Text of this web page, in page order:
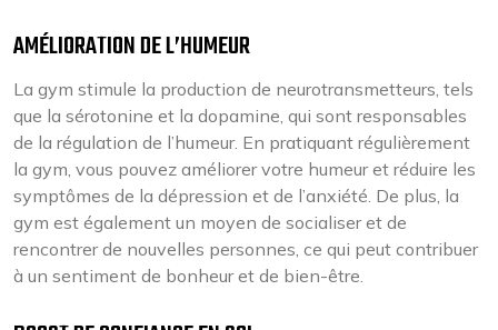
AMÉLIORATION DE L’HUMEUR
La gym stimule la production de neurotransmetteurs, tels
que la sérotonine et la dopamine, qui sont responsables
de la régulation de l’humeur. En pratiquant régulièrement
la gym, vous pouvez améliorer votre humeur et réduire les
symptômes de la dépression et de l’anxiété. De plus, la
gym est également un moyen de socialiser et de
rencontrer de nouvelles personnes, ce qui peut contribuer
à un sentiment de bonheur et de bien-être.